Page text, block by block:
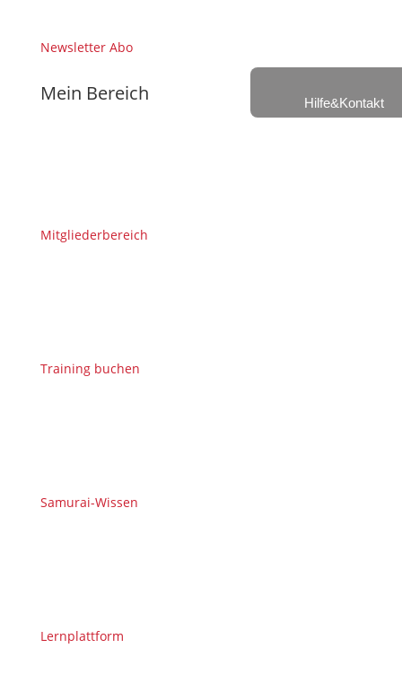
Newsletter Abo
Mein Bereich
Mitgliederbereich
Training buchen
Samurai-Wissen
Lernplattform
Hilfe&Kontakt